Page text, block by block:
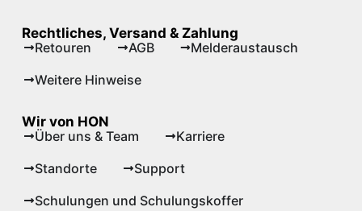
Rechtliches, Versand & Zahlung
Retouren
AGB
Melderaustausch
Weitere Hinweise
Wir von HON
Über uns & Team
Karriere
Standorte
Support
Schulungen und Schulungskoffer